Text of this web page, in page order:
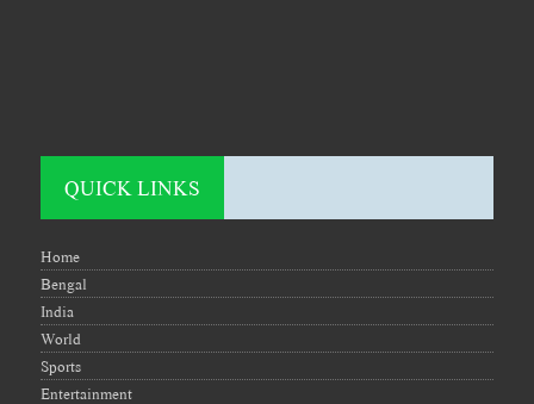
QUICK LINKS
Home
Bengal
India
World
Sports
Entertainment